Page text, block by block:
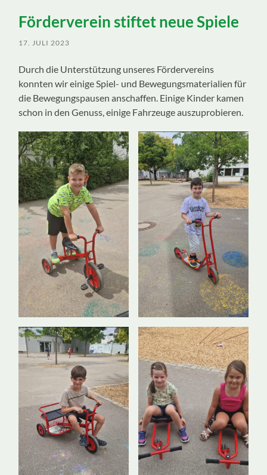
Förderverein stiftet neue Spiele
17. JULI 2023
Durch die Unterstützung unseres Fördervereins
konnten wir einige Spiel- und Bewegungsmaterialien für
die Bewegungspausen anschaffen. Einige Kinder kamen
schon in den Genuss, einige Fahrzeuge auszuprobieren.